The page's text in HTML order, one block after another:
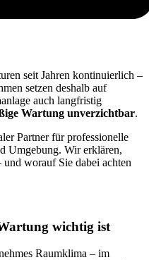
seit Jahren kontinuierlich –
setzen deshalb auf
auch langfristig
Wartung unverzichtbar.
Partner für professionelle
Umgebung. Wir erklären,
worauf Sie dabei achten
wichtig ist
Raumklima – im